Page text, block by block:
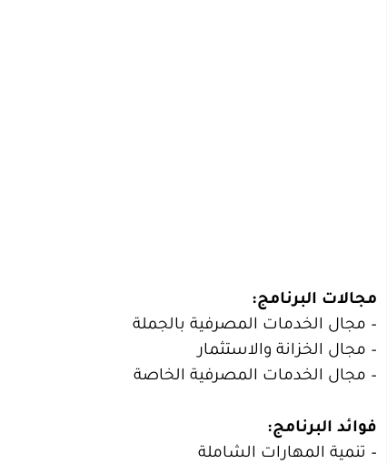
– مجال الخدمات المصرفية بالجملة
– مجال الخزانة والاستثمار
– مجال الخدمات المصرفية الخاصة
– تنمية المهارات الشاملة